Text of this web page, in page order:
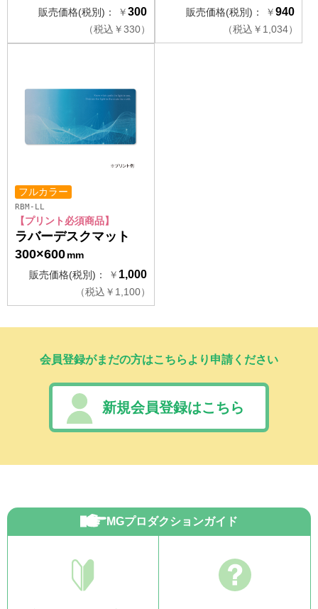
販売価格(税別)：
￥300
（税込 ￥330）
販売価格(税別)：
￥940
（税込 ￥ 1,034）
フルカラー
RBM-LL
【プリント必須商品】
ラバーデスクマット
300×600mm
販売価格(税別)：
￥ 1,000
（税込 ￥ 1,100）
会員登録がまだの方はこちらより申請ください
新規会員登録はこちら
MGプロダクションガイド